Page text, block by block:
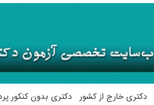
دکتری خارج از کشور دکتری بدون کنکور